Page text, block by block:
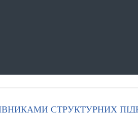
СТРУКТУРНИХ